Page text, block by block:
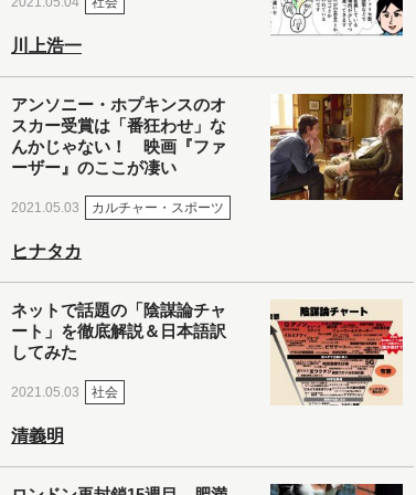
川上浩一
アンソニー・ホプキンスのオ
スカー受賞は「番狂わせ」な
んかじゃない！ 映画『ファ
ーザー』のここが凄い
2021.05.03 カルチャー・スポーツ
ヒナタカ
ネットで話題の「陰謀論チャ
ート」を徹底解説＆日本語訳
してみた
2021.05.03 社会
清義明